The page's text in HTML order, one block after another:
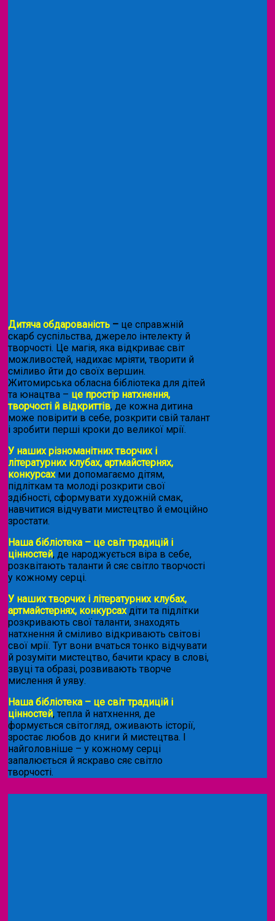
Дитяча обдарованість – це справжній
скарб суспільства, джерело інтелекту й
творчості. Це магія, яка відкриває світ
можливостей, надихає мріяти, творити й
сміливо йти до своїх вершин.
Житомирська обласна бібліотека для дітей
та юнацтва – це простір натхнення,
творчості й відкриттів, де кожна дитина
може повірити в себе, розкрити свій талант
і зробити перші кроки до великої мрії.
У наших різноманітних творчих і
літературних клубах, артмайстернях,
конкурсахми допомагаємо дітям,
підліткам та молоді розкрити свої
здібності, сформувати художній смак,
навчитися відчувати мистецтво й емоційно
зростати.
Наша бібліотека – це світ традицій і
цінностей, де народжується віра в себе,
розквітають таланти й сяє світло творчості
у кожному серці.
У наших творчих і літературних клубах,
артмайстернях, конкурсахдіти та підлітки
розкривають свої таланти, знаходять
натхнення й сміливо відкривають світові
свої мрії. Тут вони вчаться тонко відчувати
й розуміти мистецтво, бачити красу в слові,
звуці та образі, розвивають творче
мислення й уяву.
Наша бібліотека – це світ традицій і
цінностей, тепла й натхнення, де
формується світогляд, оживають історії,
зростає любов до книги й мистецтва. І
найголовніше – у кожному серці
запалюється й яскраво сяє світло
творчості.